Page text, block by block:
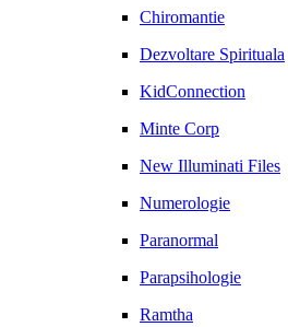
Chiromantie
Dezvoltare Spirituala
KidConnection
Minte Corp
New Illuminati Files
Numerologie
Paranormal
Parapsihologie
Ramtha